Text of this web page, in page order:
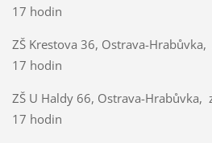
17 hodin
ZŠ Krestova 36, Ostrava-
17 hodin
ZŠ U Haldy 66, Ostrava-Hrabůvka,
17 hodin